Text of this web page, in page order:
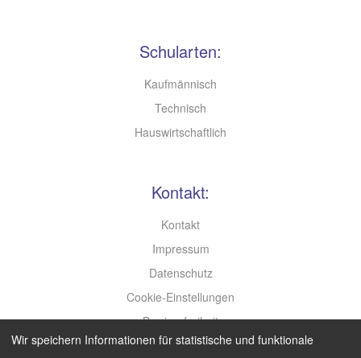
Schularten:
Kaufmännisch
Technisch
Hauswirtschaftlich
Kontakt:
Kontakt
Impressum
Datenschutz
Cookie-Einstellungen
Barrierefreiheit
Leichte Sprache
Wir speichern Informationen für statistische und funktionale